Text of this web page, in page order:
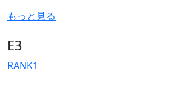
もっと見る
E3
RANK1